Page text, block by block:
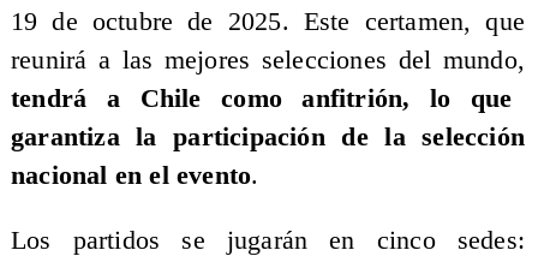
19 de octubre de 2025. Este certamen, que
reunirá a las mejores selecciones del mundo,
tendrá a Chile como anfitrión, lo que
garantiza la participación de la selección
nacional en el evento.
Los partidos se jugarán en cinco sedes: